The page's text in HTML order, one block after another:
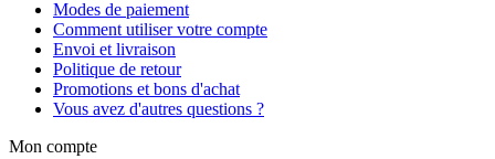
Modes de paiement
Comment utiliser votre compte
Envoi et livraison
Politique de retour
Promotions et bons d'achat
Vous avez d'autres questions ?
Mon compte